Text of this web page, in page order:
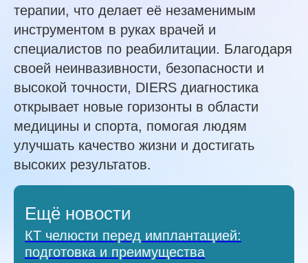
терапии, что делает её незаменимым
инструментом в руках врачей и
специалистов по реабилитации. Благодаря
своей неинвазивности, безопасности и
высокой точности, DIERS диагностика
открывает новые горизонты в области
медицины и спорта, помогая людям
улучшать качество жизни и достигать
высоких результатов.
Ещё новости
КТ челюсти перед имплантацией:
подготовка и преимущества